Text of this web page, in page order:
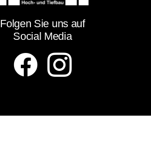
Folgen Sie uns auf
Social Media